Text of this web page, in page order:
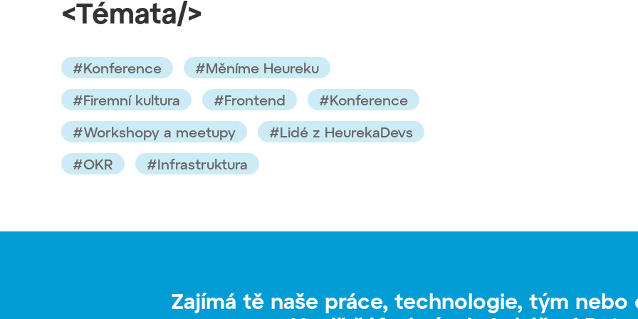
<Témata/>
#Konference
#Měníme Heureku
#Firemní kultura
#Frontend
#Konference
#Workshopy a meetupy
#Lidé z HeurekaDevs
#OKR
#Infrastruktura
Zajímá tě naše práce, technologie, tým nebo